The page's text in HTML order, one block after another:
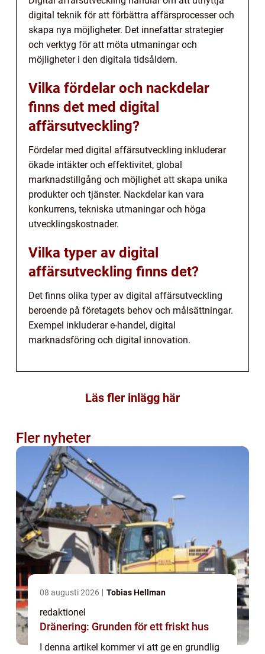
digital teknik för att förbättra affärsprocesser och
skapa nya möjligheter. Det innefattar strategier
och verktyg för att möta utmaningar och
möjligheter i den digitala tidsåldern.
Vilka fördelar och nackdelar
finns det med digital
affärsutveckling?
Fördelar med digital affärsutveckling inkluderar
ökade intäkter och effektivitet, global
marknadstillgång och möjlighet att skapa unika
produkter och tjänster. Nackdelar kan vara
konkurrens, tekniska utmaningar och höga
utvecklingskostnader.
Vilka typer av digital
affärsutveckling finns det?
Det finns olika typer av digital affärsutveckling
beroende på företagets behov och målsättningar.
Exempel inkluderar e-handel, digital
marknadsföring och digital innovation.
Läs fler inlägg här
Fler nyheter
08 augusti 2026 Tobias Hellman
redaktionel
Dränering: Grunden för ett friskt hus
I denna artikel kommer vi att ge en grundlig